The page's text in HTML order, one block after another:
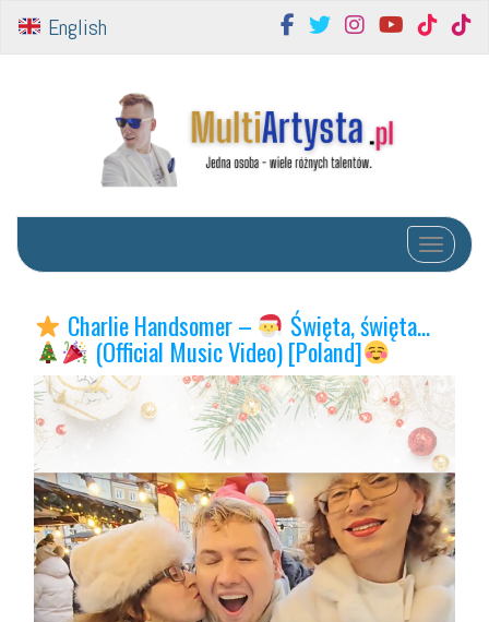
English
Toggle
Charlie Handsomer – Święta, święta…
(Official Music Video) [Poland]